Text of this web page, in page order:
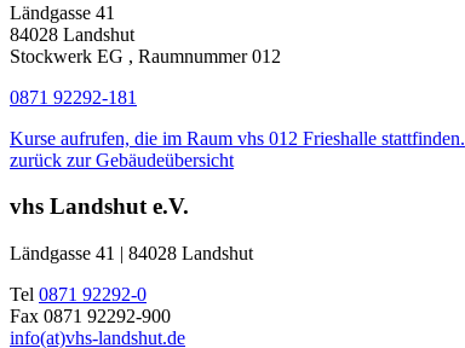
Ländgasse 41
84028 Landshut
Stockwerk EG , Raumnummer 012
0871 92292-181
Kurse aufrufen, die im Raum vhs 012 Frieshalle stattfinden.
zurück zur Gebäudeübersicht
vhs Landshut e.V.
Ländgasse 41 | 84028 Landshut
Tel 0871 92292-0
Fax 0871 92292-900
info(at)vhs-landshut.de